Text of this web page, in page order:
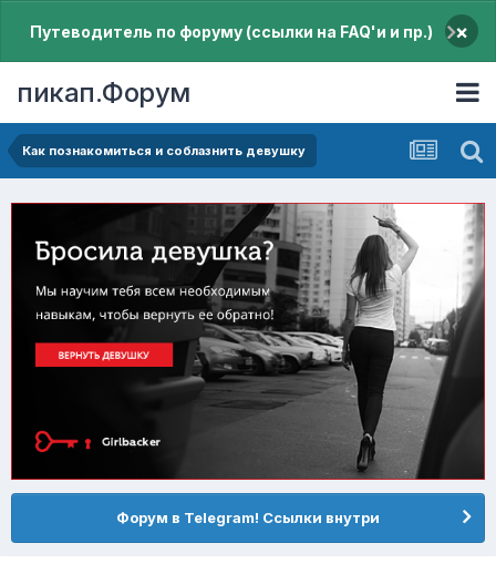
Путеводитель по форуму (ссылки на FAQ'и и пр.) ×
пикап.Форум
Как познакомиться и соблазнить девушку
Форум в Telegram! Ссылки внутри